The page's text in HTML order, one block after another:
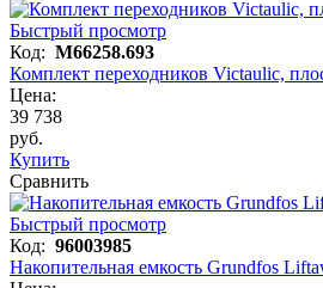
Быстрый просмотр
Код: M66258.693
Комплект переходников Victaulic,
Цена:
39 738
руб.
Купить
Сравнить
Быстрый просмотр
Код: 96003985
Накопительная емкость Grundfos